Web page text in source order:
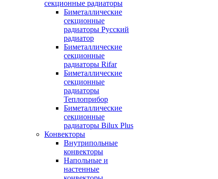
секционные радиаторы
Биметаллические
секционные
радиаторы Русский
радиатор
Биметаллические
секционные
радиаторы Rifar
Биметаллические
секционные
радиаторы
Теплоприбор
Биметаллические
секционные
радиаторы Bilux Plus
Конвекторы
Внутрипольные
конвекторы
Напольные и
настенные